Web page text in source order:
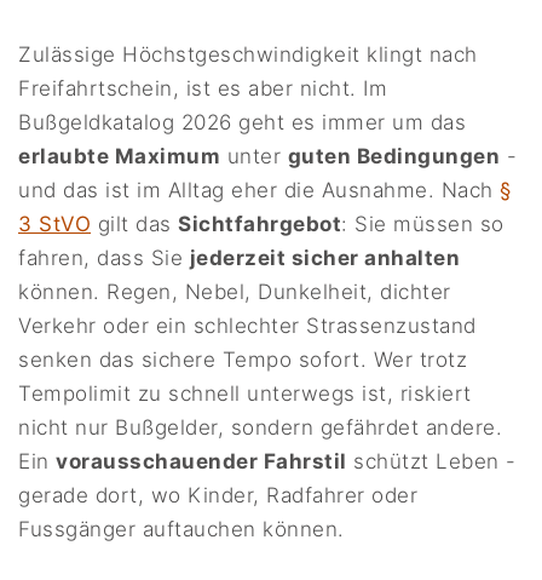
Zulässige Höchstgeschwindigkeit klingt nach
Freifahrtschein, ist es aber nicht. Im
Bußgeldkatalog 2026 geht es immer um das
erlaubte Maximum unter guten Bedingungen -
und das ist im Alltag eher die Ausnahme. Nach §
3 StVO gilt dasSichtfahrgebot: Sie müssen so
fahren, dass Sie jederzeit sicher anhalten
können. Regen, Nebel, Dunkelheit, dichter
Verkehr oder ein schlechter Strassenzustand
senken das sichere Tempo sofort. Wer trotz
Tempolimit zu schnell unterwegs ist, riskiert
nicht nur Bußgelder, sondern gefährdet andere.
Einvorausschauender Fahrstil schützt Leben -
gerade dort, wo Kinder, Radfahrer oder
Fussgänger auftauchen können.